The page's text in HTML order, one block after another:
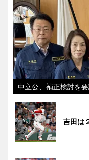
中立公、補正検討を
吉田は